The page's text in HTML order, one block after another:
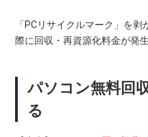
「PCリサイクルマーク」を
際に回収・再資源化料金が発
パソコン無料回
る